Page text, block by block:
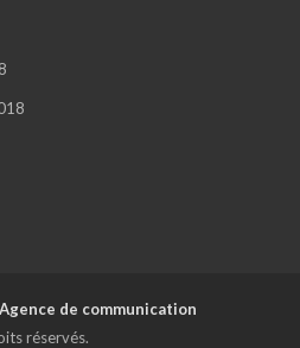
Agence de communication
réservés.